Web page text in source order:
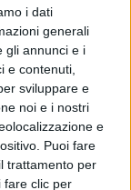
i dati
generali
gli annunci e i
e contenuti,
sviluppare e
noi e i nostri
e
Puoi fare
trattamento per
fare clic per